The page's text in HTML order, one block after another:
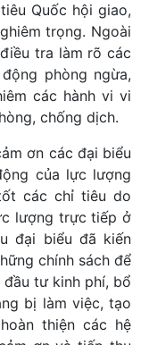
Quốc hội giao,
trọng. Ngoài
tra làm rõ các
phòng ngừa,
các hành vi vi
chống dịch.
ơn các đại biểu
của lực lượng
các chỉ tiêu do
lượng trực tiếp ở
đại biểu đã kiến
chính sách để
tư kinh phí, bổ
bị làm việc, tạo
thiện các hệ